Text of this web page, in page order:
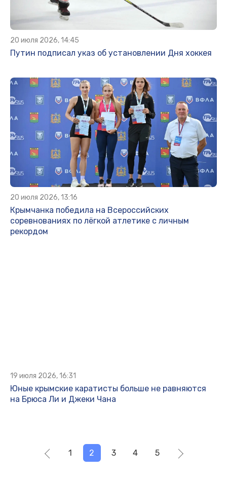
20 июля 2026, 14:45
Путин подписал указ об установлении Дня хоккея
20 июля 2026, 13:16
Крымчанка победила на Всероссийских
соревнованиях по лёгкой атлетике с личным
рекордом
19 июля 2026, 16:31
Юные крымские каратисты больше не равняются
на Брюса Ли и Джеки Чана
1 2 3 4 5